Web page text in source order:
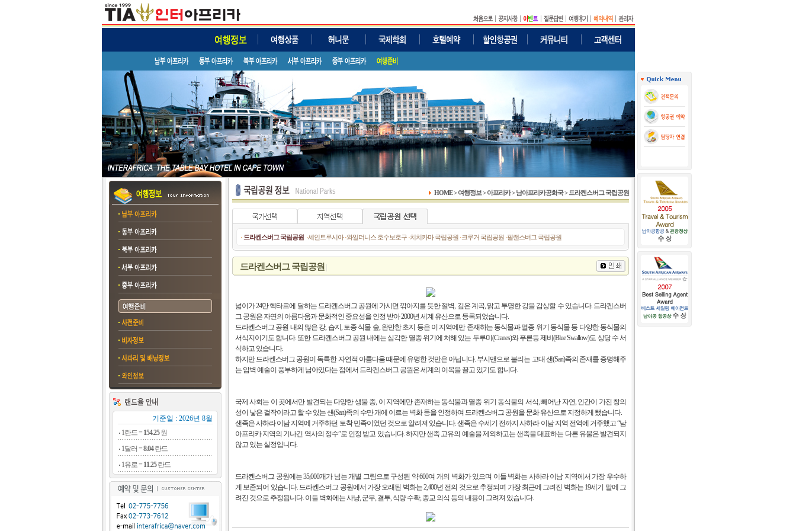
기준일 : 2026년 8월
1란드 = 154.25원
1달러 =8.04란드
1유로 = 11.25란드
HOME > 여행정보 > 아프리카 > 남아프리카공화국 > 드라켄스버그 국립공원
· 드라켄스버그 국립공원 ·세인트루시아·와일더니스 호수보호구 ·치치카마 국립공원 ·크루거 국립공원 ·필랜스버그 국립공원
드라켄스버그 국립공원
넓이가 24만 헥타르에 달하는 드라켄스버그 공원에 가시면 깎아지를 듯한 절벽, 깊은 계곡, 맑고 투명한 강을 감상할 수 있습니다. 드라켄스버
그 공원은 자연의 아름다움과 문화적인 중요성을 인정 받아 2000년 세계 유산으로 등록되었습니다.
드라켄스버그 공원 내의 많은 강, 습지, 토종 식물 숲, 완만한 초지 등은 이 지역에만 존재하는 동식물과 멸종 위기 동식물 등 다양한 동식물의
서식지이기도 합니다. 또한 드라켄스버그 공원 내에는 심각한 멸종 위기에 처해 있는 두루미(Cranes)와 푸른등 제비(Blue Swallow)도 상당 수 서
식하고 있습니다.
하지만 드라켄스버그 공원이 독특한 자연적 아름다움 때문에 유명한 것만은 아닙니다. 부시맨으로 불리는 고대 샌(San)족의 존재를 증명해주
는 암벽 예술이 풍부하게 남아있다는 점에서 드라켄스버그 공원은 세계의 이목을 끌고 있기도 합니다.
국제 사회는 이 곳에서만 발견되는 다양한 생물 종, 이 지역에만 존재하는 동식물과 멸종 위기 동식물의 서식, 빼어난 자연, 인간이 가진 창의
성이 낳은 걸작이라고 할 수 있는 샌(San)족의 수만 개에 이르는 벽화 등을 인정하여 드라켄스버그 공원을 문화 유산으로 지정하게 됐습니다.
샌족은 사하라 이남 지역에 거주하던 토착 민족이었던 것으로 알려져 있습니다. 샌족은 수세기 전까지 사하라 이남 지역 전역에 거주했고 “남
아프리카 지역의 기나긴 역사의 정수”로 인정 받고 있습니다. 하지만 샌족 고유의 예술을 제외하고는 샌족을 대표하는 다른 유물은 발견되지
않고 있는 실정입니다.
드라켄스버그 공원에는 35,000개가 넘는 개별 그림으로 구성된 약 600여 개의 벽화가 있으며 이들 벽화는 사하라 이남 지역에서 가장 우수하
게 보존되어 있습니다. 드라켄스버그 공원에서 가장 오래된 벽화는 2,400년 전의 것으로 추정되며 가장 최근에 그려진 벽화는 19세기 말에 그
려진 것으로 추정됩니다. 이들 벽화에는 사냥, 군무, 결투, 식량 수확, 종교 의식 등의 내용이 그려져 있습니다.